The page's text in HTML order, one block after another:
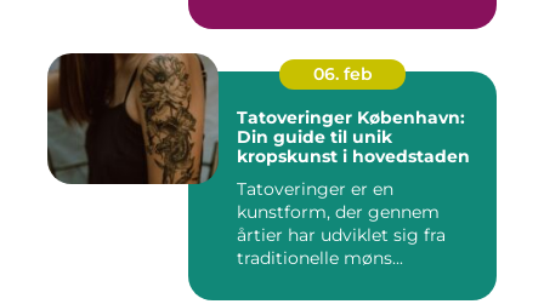
06. feb
Tatoveringer København:
Din guide til unik
kropskunst i hovedstaden
Tatoveringer er en
kunstform, der gennem
årtier har udviklet sig fra
traditionelle møns...